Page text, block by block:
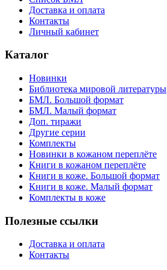
Доставка и оплата
Контакты
Личный кабинет
Каталог
Новинки
Библиотека мировой литературы
БМЛ. Большой формат
БМЛ. Малый формат
Доп. тиражи
Другие серии
Комплекты
Новинки в кожаном переплёте
Книги в кожаном переплёте
Книги в коже. Большой формат
Книги в коже. Малый формат
Комплекты в коже
Полезные ссылки
Доставка и оплата
Контакты